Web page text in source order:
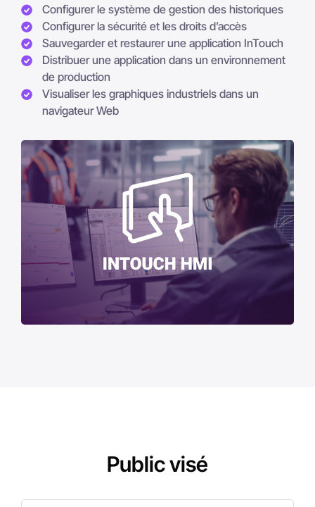
Configurer le système de gestion des historiques
Configurer la sécurité et les droits d’accès
Sauvegarder et restaurer une application InTouch
Distribuer une application dans un environnement
de production
Visualiser les graphiques industriels dans un
navigateur Web
Public visé